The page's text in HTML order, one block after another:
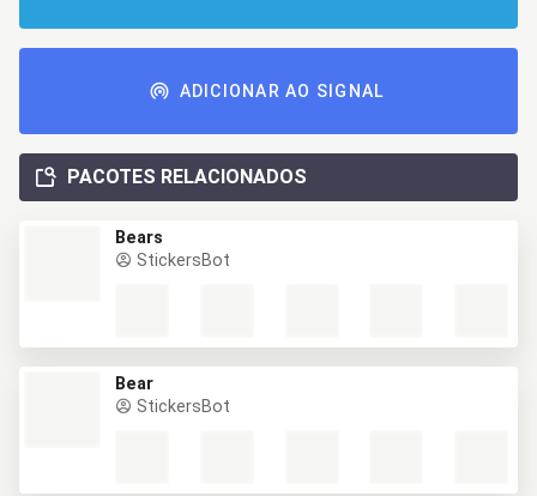
ADICIONAR AO SIGNAL
PACOTES RELACIONADOS
Bears
StickersBot
Bear
StickersBot